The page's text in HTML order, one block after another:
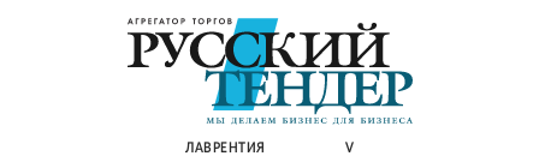
ЛАВРЕНТИЯ V